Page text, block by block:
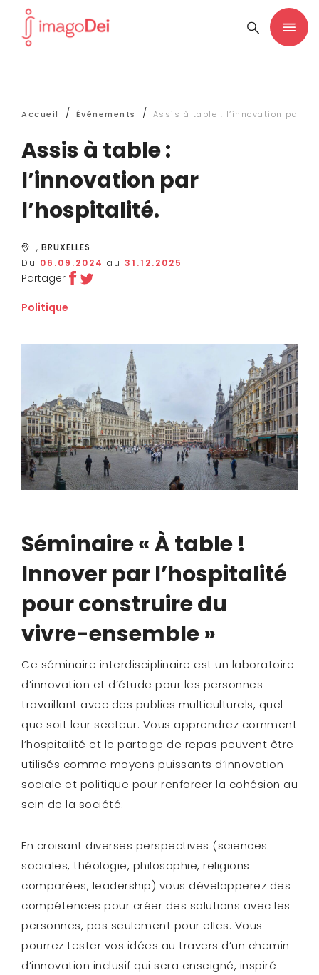
Accueil / Événements / Assis à table : l’innovation par
Assis à table :
l’innovation par
l’hospitalité.
, BRUXELLES
Du 06.09.2024 au 31.12.2025
Partager
Politique
Séminaire « À table !
Innover par l’hospitalité
pour construire du
vivre-ensemble »
Ce séminaire interdisciplinaire est un laboratoire
d’innovation et d’étude pour les personnes
travaillant avec des publics multiculturels, quel
que soit leur secteur. Vous apprendrez comment
l’hospitalité et le partage de repas peuvent être
utilisés comme moyens puissants d’innovation
sociale et politique pour renforcer la cohésion au
sein de la société.
En croisant diverses perspectives (sciences
sociales, théologie, philosophie, religions
comparées, leadership) vous développerez des
compétences pour créer des solutions avec les
personnes, pas seulement pour elles. Vous
pourrez tester vos idées au travers d’un chemin
d’innovation inclusif qui sera enseigné, inspiré